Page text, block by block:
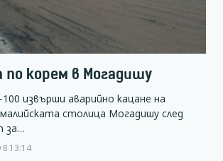
по корем в Могадишу
извърши аварийно кацане на
столица Могадишу след
за…
13:14